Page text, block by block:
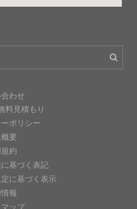
わせ
料見積もり
ポリシー
要
約
基づく表記
に基づく表示
報
ップ